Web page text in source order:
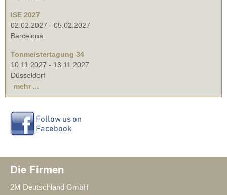
ISE 2027
02.02.2027 - 05.02.2027
Barcelona
Tonmeistertagung 34
10.11.2027 - 13.11.2027
Düsseldorf
mehr ...
Die Firmen
2M Deutschland GmbH